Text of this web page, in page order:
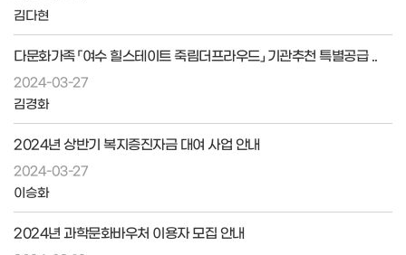
김다현
다문화가족 「여수 힐스테이트 죽림더프라우드」 기관추천 특별공급 ..
2024-03-27
김경화
2024년 상반기 복지증진자금 대여 사업 안내
2024-03-27
이승화
2024년 과학문화바우처 이용자 모집 안내